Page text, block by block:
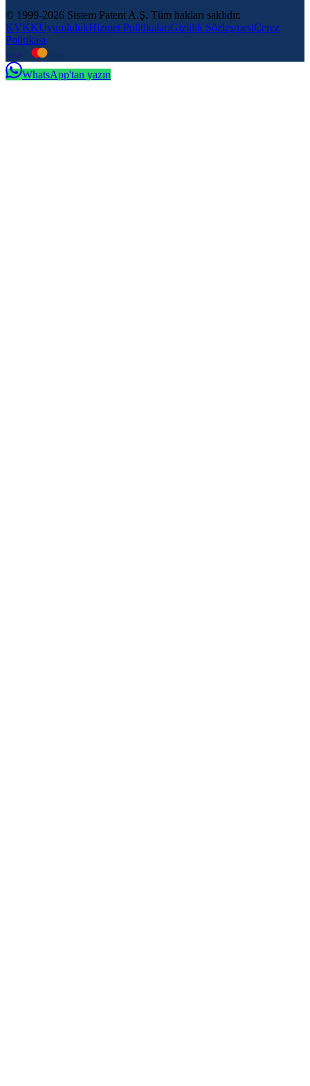
© 1999-2026 Sistem Patent A.Ş. Tüm hakları saklıdır.
KVKKUyumlulukHizmet PolitikalarıGizlilik SözleşmesiÇerez
Politikası
WhatsApp'tan yazın